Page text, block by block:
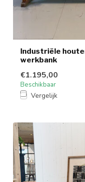
Industriële
werkbank
€1.195,00
Beschikbaar
Vergelijk